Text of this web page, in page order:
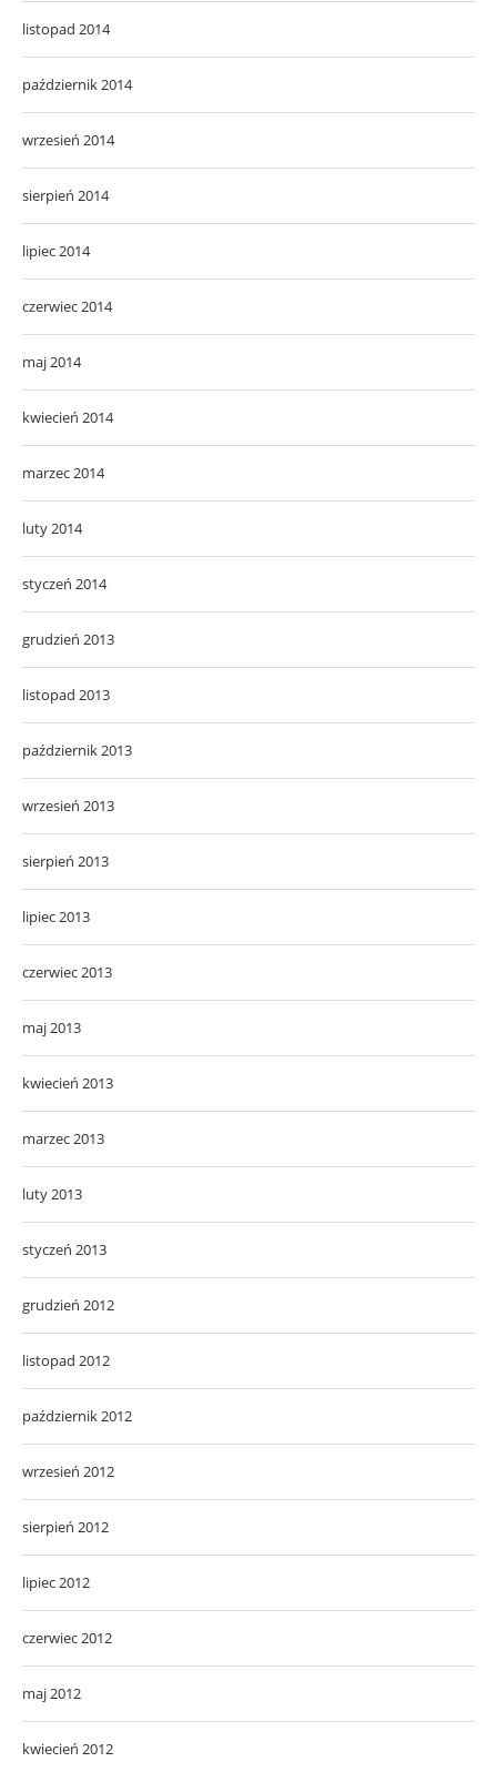
listopad 2014
październik 2014
wrzesień 2014
sierpień 2014
lipiec 2014
czerwiec 2014
maj 2014
kwiecień 2014
marzec 2014
luty 2014
styczeń 2014
grudzień 2013
listopad 2013
październik 2013
wrzesień 2013
sierpień 2013
lipiec 2013
czerwiec 2013
maj 2013
kwiecień 2013
marzec 2013
luty 2013
styczeń 2013
grudzień 2012
listopad 2012
październik 2012
wrzesień 2012
sierpień 2012
lipiec 2012
czerwiec 2012
maj 2012
kwiecień 2012